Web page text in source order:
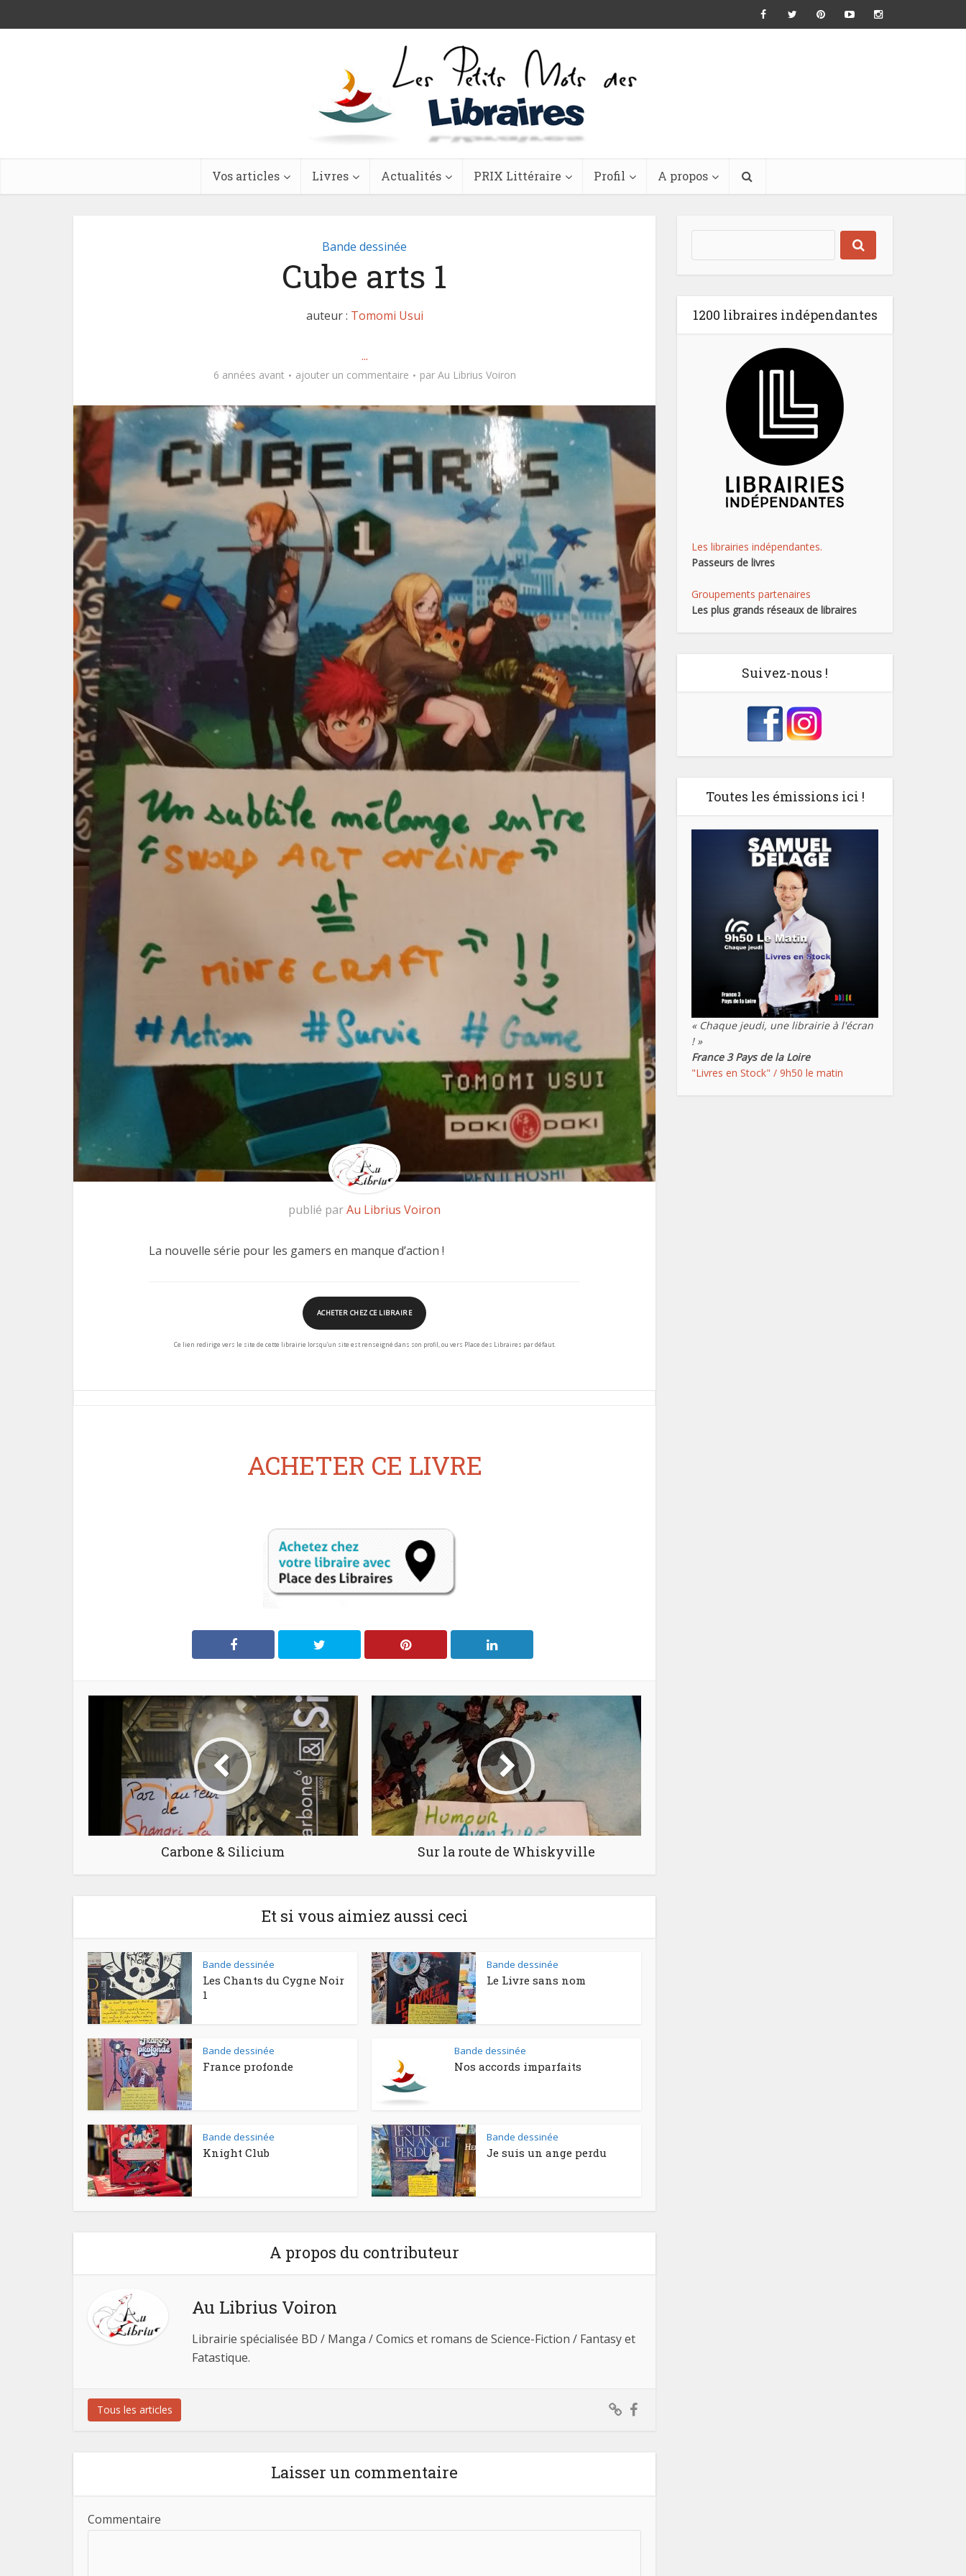
Vos articles Livres Actualités PRIX Littéraire Profil A propos
Bande dessinée
Cube arts 1
auteur : Tomomi Usui
...
6 années avant ajouter un commentaire par Au Librius Voiron
publié parAu Librius Voiron
La nouvelle série pour les gamers en manque d’action !
ACHETER CHEZ CE LIBRAIRE
Ce lien redirige vers le site de cette librairie lorsqu’un site est renseigné dans son profil, ou vers Place des Libraires par défaut.
ACHETER CE LIVRE
Carbone & Silicium Sur la route de Whiskyville
Et si vous aimiez aussi ceci
Bande dessinée
Les Chants du Cygne Noir
1
Bande dessinée
Le Livre sans nom
Bande dessinée
France profonde
Bande dessinée
Nos accords imparfaits
Bande dessinée
Knight Club
Bande dessinée
Je suis un ange perdu
A propos du contributeur
Au Librius Voiron
Librairie spécialisée BD / Manga / Comics et romans de Science-Fiction / Fantasy et
Fatastique.
Tous les articles
Laisser un commentaire
Commentaire
1200 libraires indépendantes
Les librairies indépendantes.
Passeurs de livres
Groupements partenaires
Les plus grands réseaux de libraires
Suivez-nous !
Toutes les émissions ici !
« Chaque jeudi, une librairie à l'écran
! »
France 3 Pays de la Loire
"Livres en Stock" / 9h50 le matin